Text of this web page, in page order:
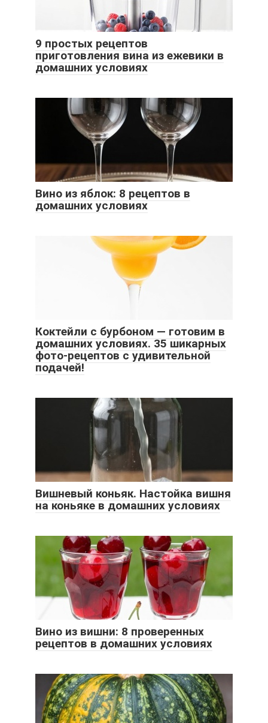
9 простых рецептов
приготовления вина из ежевики в
домашних условиях
Вино из яблок: 8 рецептов в
домашних условиях
Коктейли с бурбоном — готовим в
домашних условиях. 35 шикарных
фото-рецептов с удивительной
подачей!
Вишневый коньяк. Настойка вишня
на коньяке в домашних условиях
Вино из вишни: 8 проверенных
рецептов в домашних условиях